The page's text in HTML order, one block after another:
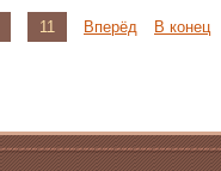
11 Вперёд В конец